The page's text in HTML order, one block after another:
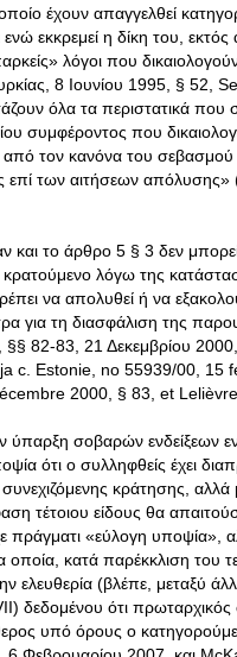
έχουν απαγγελθεί
εκκρεμεί η δίκη του,
λόγοι που
8 Ιουνίου 1995, § 52,
όλα τα περιστατικά
συμφέροντος που
από τον κανόνα του σεβασμού
επί των αιτήσεων
και το άρθρο 5 § 3 δεν μπορεί
λόγω της
να απολυθεί ή να
για τη διασφάλιση της
§§ 82-83, 21 Δεκεμβρίου
c. Estonie, no 55939/00, 15
2000, § 83, et
σοβαρών ενδείξεων
ότι ο συλληφθείς έχει
κράτησης,
τέτοιου είδους θα
πράγματι «εύλογη υποψία»,
οποία, κατά παρέκκλιση του
ελευθερία (βλέπε, μεταξύ
δεδομένου ότι
υπό όρους ο